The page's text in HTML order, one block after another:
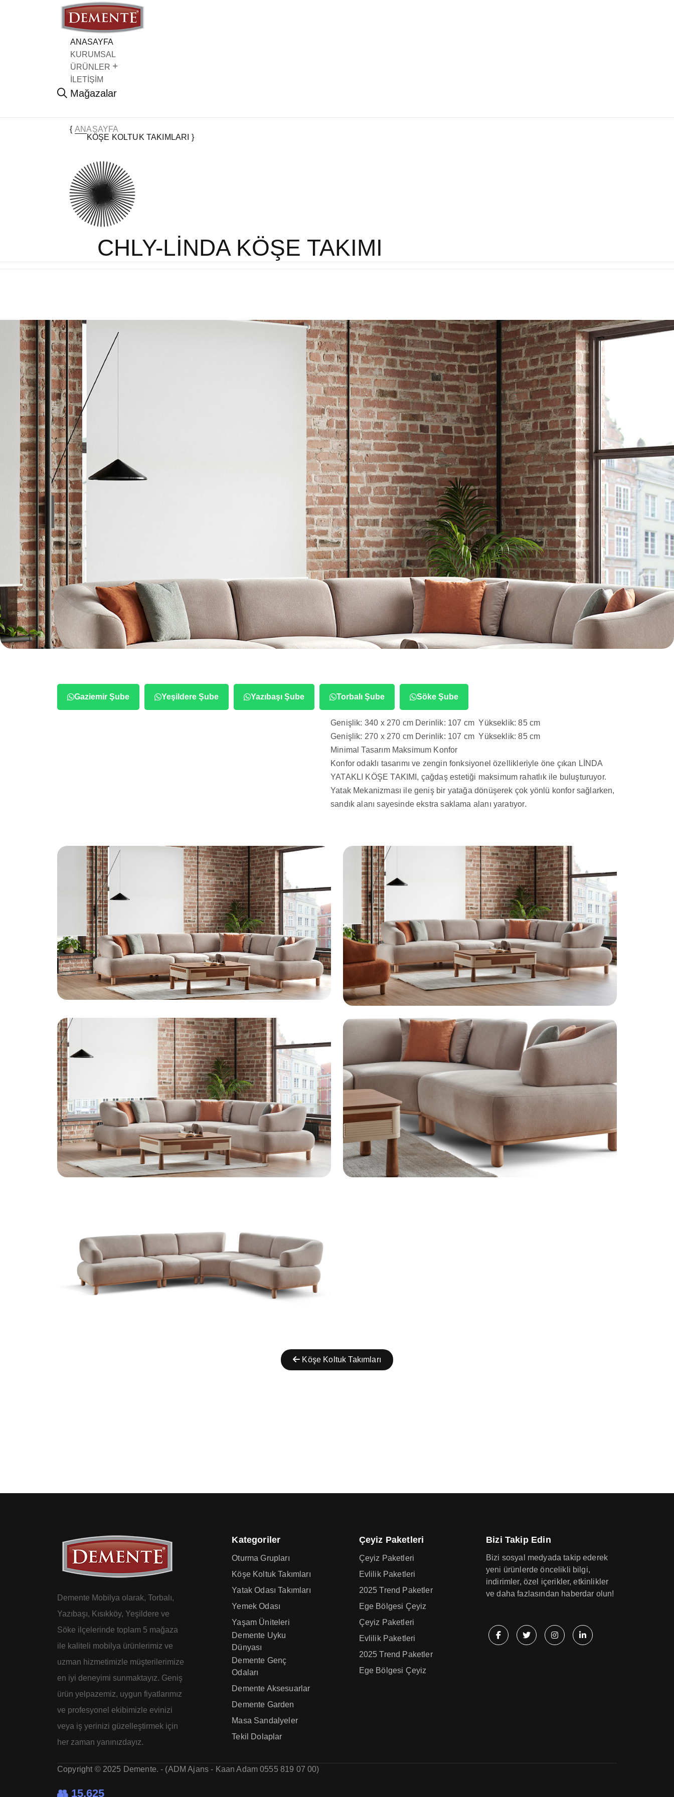
ANASAYFA
KURUMSAL
ÜRÜNLER
İLETİŞİM
Mağazalar
ANASAYFA
KÖŞE KOLTUK TAKIMLARI
CHLY-LİNDA KÖŞE TAKIMI
Gaziemir Şube Yeşildere Şube Yazıbaşı Şube Torbalı Şube Söke Şube
Genişlik: 340 x 270 cm Derinlik: 107 cm Yükseklik: 85 cm
Genişlik: 270 x 270 cm Derinlik: 107 cm Yükseklik: 85 cm
Minimal Tasarım Maksimum Konfor
Konfor odaklı tasarımı ve zengin fonksiyonel özellikleriyle öne çıkan LİNDA
YATAKLI KÖŞE TAKIMI, çağdaş estetiği maksimum rahatlık ile buluşturuyor.
Yatak Mekanizması ile geniş bir yatağa dönüşerek çok yönlü konfor sağlarken,
sandık alanı sayesinde ekstra saklama alanı yaratıyor.
Köşe Koltuk Takımları
Demente Mobilya olarak, Torbalı,
Yazıbaşı, Kısıkköy, Yeşildere ve
Söke ilçelerinde toplam 5 mağaza
ile kaliteli mobilya ürünlerimiz ve
uzman hizmetimizle müşterilerimize
en iyi deneyimi sunmaktayız. Geniş
ürün yelpazemiz, uygun fiyatlarımız
ve profesyonel ekibimizle evinizi
veya iş yerinizi güzelleştirmek için
her zaman yanınızdayız.
Kategoriler
Oturma Grupları
Köşe Koltuk Takımları
Yatak Odası Takımları
Yemek Odası
Yaşam Üniteleri
Demente Uyku
Dünyası
Demente Genç
Odaları
Demente Aksesuarlar
Demente Garden
Masa Sandalyeler
Tekil Dolaplar
Çeyiz Paketleri
Çeyiz Paketleri
Evlilik Paketleri
2025 Trend Paketler
Ege Bölgesi Çeyiz
Çeyiz Paketleri
Evlilik Paketleri
2025 Trend Paketler
Ege Bölgesi Çeyiz
Bizi Takip Edin
Bizi sosyal medyada takip ederek
yeni ürünlerde öncelikli bilgi,
indirimler, özel içerikler, etkinlikler
ve daha fazlasından haberdar olun!
Copyright © 2025 Demente. - (ADM Ajans - Kaan Adam 0555 819 07 00)
👥 15.625